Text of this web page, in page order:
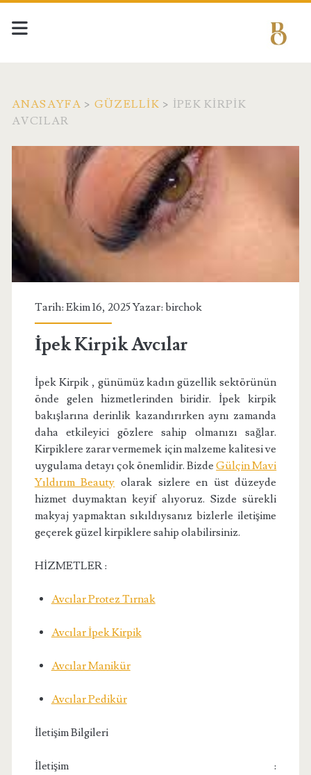
ANASAYFA > GÜZELLIK > İPEK KIRPIK
AVCILAR
Tarih: Ekim 16, 2025 Yazar: birchok
İpek Kirpik Avcılar
İpek Kirpik , günümüz kadın güzellik sektörünün
önde gelen hizmetlerinden biridir. İpek kirpik
bakışlarına derinlik kazandırırken aynı zamanda
daha etkileyici gözlere sahip olmanızı sağlar.
Kirpiklere zarar vermemek için malzeme kalitesi ve
uygulama detayı çok önemlidir. BizdeGülçin Mavi
Yıldırım Beauty olarak sizlere en üst düzeyde
hizmet duymaktan keyif alıyoruz. Sizde sürekli
makyaj yapmaktan sıkıldıysanız bizlerle iletişime
geçerek güzel kirpiklere sahip olabilirsiniz.
HİZMETLER :
Avcılar Protez Tırnak
Avcılar İpek Kirpik
Avcılar Manikür
Avcılar Pedikür
İletişim Bilgileri
İletişim :